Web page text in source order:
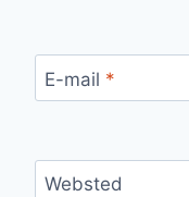
E-mail *
Websted